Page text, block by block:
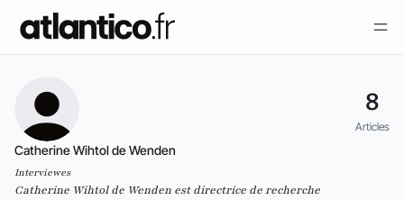
8
Articles
Catherine Wihtol de Wenden
Interviewes
Catherine Wihtol de Wenden est directrice de recherche